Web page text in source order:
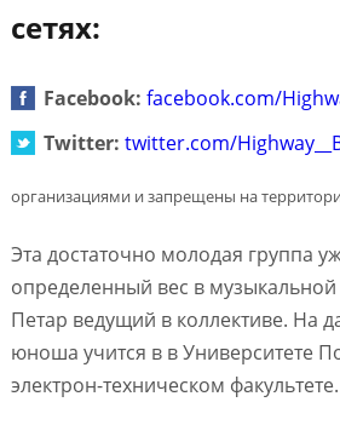
сетях:
Facebook: facebook.com/
Twitter: twitter.com/
организациями и запрещены на
Эта достаточно молодая группа
определенный вес в
Петар ведущий в коллективе. На
юноша учится в в Университете
электрон-техническом факультете.